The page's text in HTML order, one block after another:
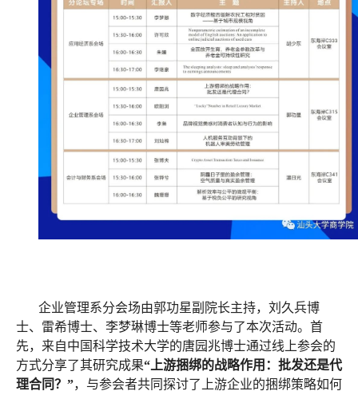
企业管理系分会场由郭功星副院长主持，刘久兵博
士、雷希博士、李梦琳博士等老师参与了本次活动。首
先，来自中国科学技术大学的唐园兆博士通过线上参会的
方式分享了其研究成果“上游捆绑的战略作用：批发还是代
理合同？”，与参会者共同探讨了上游企业的捆绑策略如何